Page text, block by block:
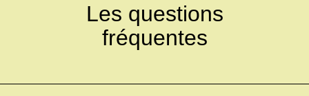
Les questions
fréquentes